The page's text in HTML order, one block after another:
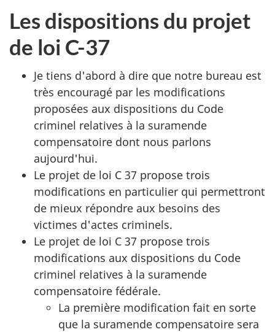
Les dispositions du projet
de loi C-37
Je tiens d'abord à dire que notre bureau est
très encouragé par les modifications
proposées aux dispositions du Code
criminel relatives à la suramende
compensatoire dont nous parlons
aujourd'hui.
Le projet de loi C 37 propose trois
modifications en particulier qui permettront
de mieux répondre aux besoins des
victimes d'actes criminels.
Le projet de loi C 37 propose trois
modifications aux dispositions du Code
criminel relatives à la suramende
compensatoire fédérale.
La première modification fait en sorte
que la suramende compensatoire sera